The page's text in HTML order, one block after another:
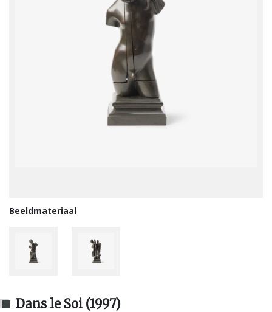
Beeldmateriaal
Dans le Soi (1997)